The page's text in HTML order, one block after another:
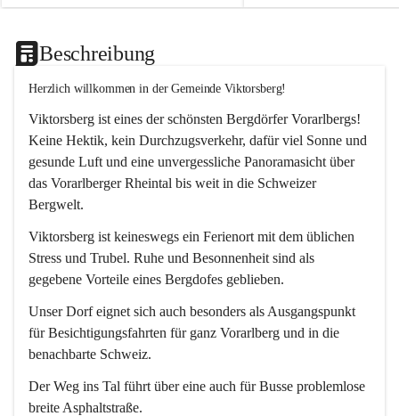
Beschreibung
Herzlich willkommen in der Gemeinde Viktorsberg!
Viktorsberg ist eines der schönsten Bergdörfer Vorarlbergs!
Keine Hektik, kein Durchzugsverkehr, dafür viel Sonne und
gesunde Luft und eine unvergessliche Panoramasicht über
das Vorarlberger Rheintal bis weit in die Schweizer
Bergwelt.
Viktorsberg ist keineswegs ein Ferienort mit dem üblichen
Stress und Trubel. Ruhe und Besonnenheit sind als
gegebene Vorteile eines Bergdofes geblieben.
Unser Dorf eignet sich auch besonders als Ausgangspunkt
für Besichtigungsfahrten für ganz Vorarlberg und in die
benachbarte Schweiz.
Der Weg ins Tal führt über eine auch für Busse problemlose
breite Asphaltstraße.